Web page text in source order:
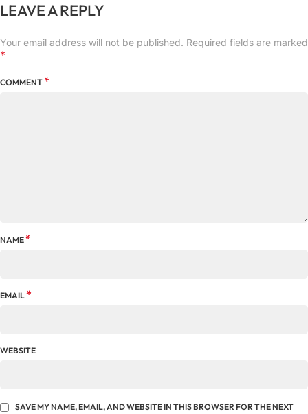
LEAVE A REPLY
Your email address will not be published. Required fields are marked
*
COMMENT*
NAME*
EMAIL*
WEBSITE
SAVE MY NAME, EMAIL, AND WEBSITE IN THIS BROWSER FOR THE NEXT